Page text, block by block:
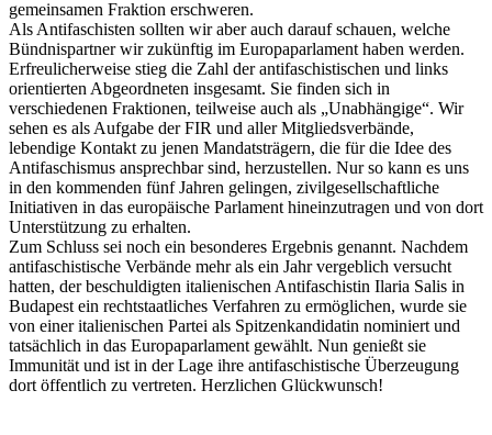
gemeinsamen Fraktion erschweren.
Als Antifaschisten sollten wir aber auch darauf schauen, welche
Bündnispartner wir zukünftig im Europaparlament haben werden.
Erfreulicherweise stieg die Zahl der antifaschistischen und links
orientierten Abgeordneten insgesamt. Sie finden sich in
verschiedenen Fraktionen, teilweise auch als „Unabhängige“. Wir
sehen es als Aufgabe der FIR und aller Mitgliedsverbände,
lebendige Kontakt zu jenen Mandatsträgern, die für die Idee des
Antifaschismus ansprechbar sind, herzustellen. Nur so kann es uns
in den kommenden fünf Jahren gelingen, zivilgesellschaftliche
Initiativen in das europäische Parlament hineinzutragen und von dort
Unterstützung zu erhalten.
Zum Schluss sei noch ein besonderes Ergebnis genannt. Nachdem
antifaschistische Verbände mehr als ein Jahr vergeblich versucht
hatten, der beschuldigten italienischen Antifaschistin Ilaria Salis in
Budapest ein rechtstaatliches Verfahren zu ermöglichen, wurde sie
von einer italienischen Partei als Spitzenkandidatin nominiert und
tatsächlich in das Europaparlament gewählt. Nun genießt sie
Immunität und ist in der Lage ihre antifaschistische Überzeugung
dort öffentlich zu vertreten. Herzlichen Glückwunsch!